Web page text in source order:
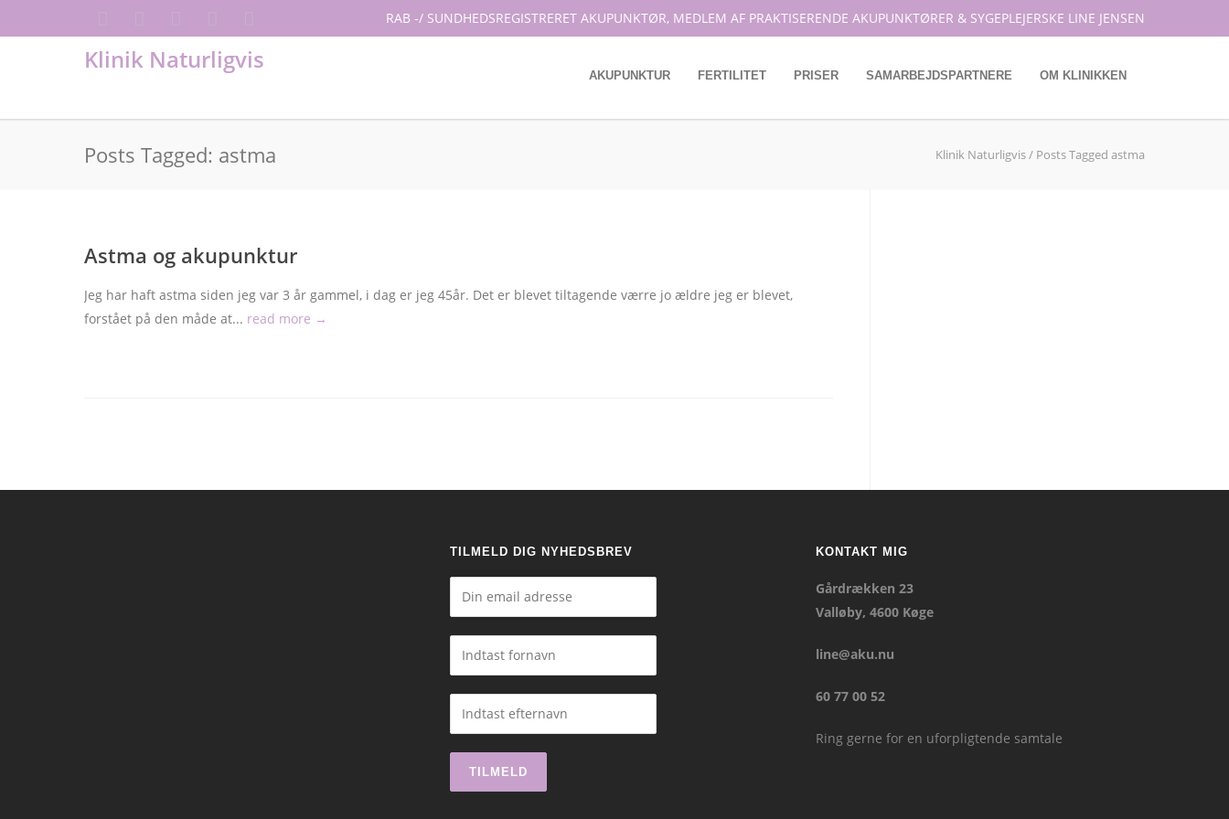
RAB -/ SUNDHEDSREGISTRERET AKUPUNKTØR, MEDLEM AF PRAKTISERENDE AKUPUNKTØRER & SYGEPLEJERSKE LINE JENSEN
Klinik Naturligvis
AKUPUNKTUR FERTILITET PRISER SAMARBEJDSPARTNERE OM KLINIKKEN
Posts Tagged: astma Klinik Naturligvis/ Posts Tagged astma
Astma og akupunktur
Jeg har haft astma siden jeg var 3 år gammel, i dag er jeg 45år. Det er blevet tiltagende værre jo ældre jeg er blevet,
forstået på den måde at... read more →
TILMELD DIG NYHEDSBREV KONTAKT MIG
Gårdrækken 23
Valløby, 4600 Køge
line@aku.nu
60 77 00 52
Ring gerne for en uforpligtende samtale